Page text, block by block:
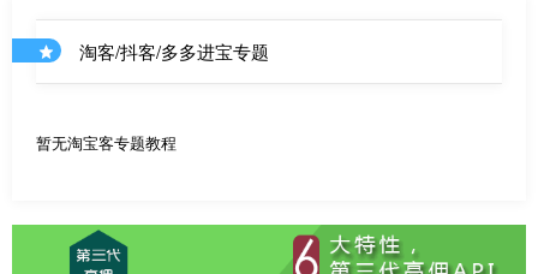
淘客/抖客/多多进宝专题
暂无淘宝客专题教程